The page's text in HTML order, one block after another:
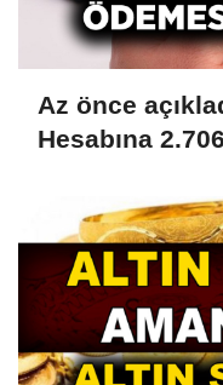
Az önce
Hesabına
Yapılıyor!
Parası